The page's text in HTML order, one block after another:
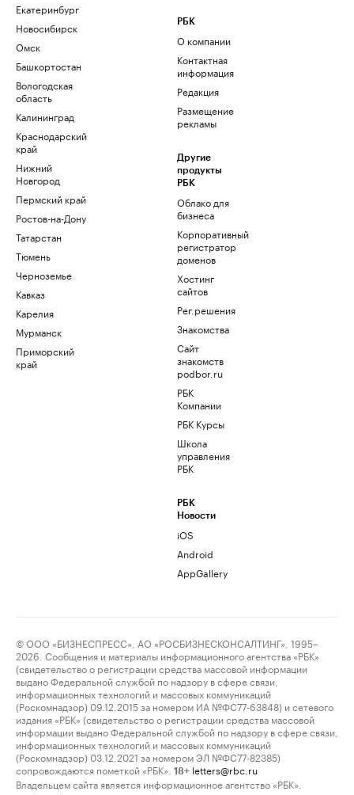
Екатеринбург
Новосибирск
Омск
Башкортостан
Вологодская
область
Калининград
Краснодарский
край
Нижний
Новгород
Пермский край
Ростов-на-Дону
Татарстан
Тюмень
Черноземье
Кавказ
Карелия
Мурманск
Приморский
край
РБК
О компании
Контактная
информация
Редакция
Размещение
рекламы
Другие
продукты
РБК
Облако для
бизнеса
Корпоративный
регистратор
доменов
Хостинг
сайтов
Рег.решения
Знакомства
Сайт
знакомств
podbor.ru
РБК
Компании
РБК Курсы
Школа
управления
РБК
РБК
Новости
iOS
Android
AppGallery
© ООО «БИЗНЕСПРЕСС», АО «РОСБИЗНЕСКОНСАЛТИНГ», 1995–
2026. Сообщения и материалы информационного агентства «РБК»
(свидетельство о регистрации средства массовой информации
выдано Федеральной службой по надзору в сфере связи,
информационных технологий и массовых коммуникаций
(Роскомнадзор) 09.12.2015 за номером ИА №ФС77-63848) и сетевого
издания «РБК» (свидетельство о регистрации средства массовой
информации выдано Федеральной службой по надзору в сфере связи,
информационных технологий и массовых коммуникаций
(Роскомнадзор) 03.12.2021 за номером ЭЛ №ФС77-82385)
сопровождаются пометкой «РБК».
18+ letters@rbc.ru
Владельцем сайта является информационное агентство «РБК».